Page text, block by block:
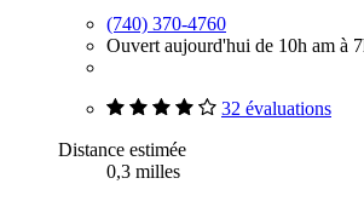
(740) 370-4760
Ouvert aujourd'hui de 10h am à
32 évaluations
Distance estimée
0,3 milles